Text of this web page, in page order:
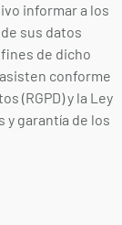
informar a los
sus datos
de dicho
conforme
(RGPD) y la Ley
y garantía de los